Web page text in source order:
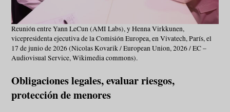
Reunión entre Yann LeCun (AMI Labs), y Henna Virkkunen,
vicepresidenta ejecutiva de la Comisión Europea, en Vivatech, París, el
17 de junio de 2026 (Nicolas Kovarik / European Union, 2026 / EC –
Audiovisual Service, Wikimedia commons).
Obligaciones legales, evaluar riesgos,
protección de menores